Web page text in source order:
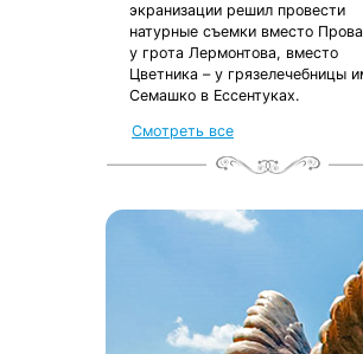
экранизации решил провести
натурные съемки вместо
у грота Лермонтова, вместо
Цветника – у грязелечебницы
Семашко в Ессентуках.
Смотреть все